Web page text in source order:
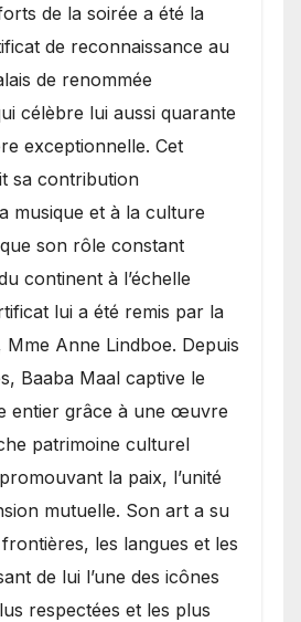
de la soirée a été la
de reconnaissance au
de renommée
célèbre lui aussi quarante
exceptionnelle. Cet
sa contribution
musique et à la culture
son rôle constant
continent à l’échelle
lui a été remis par la
Mme Anne Lindboe. Depuis
Baaba Maal captive le
entier grâce à une œuvre
patrimoine culturel
la paix, l’unité
mutuelle. Son art a su
les langues et les
de lui l’une des icônes
respectées et les plus